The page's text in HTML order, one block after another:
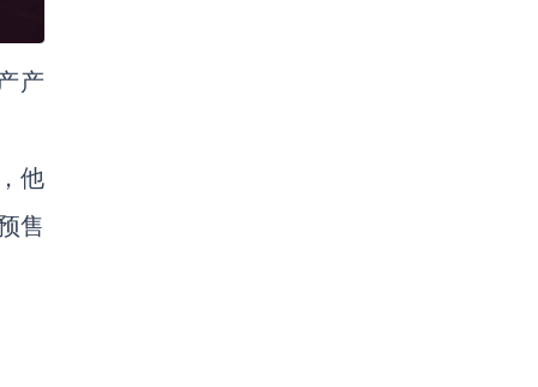
产
他
售